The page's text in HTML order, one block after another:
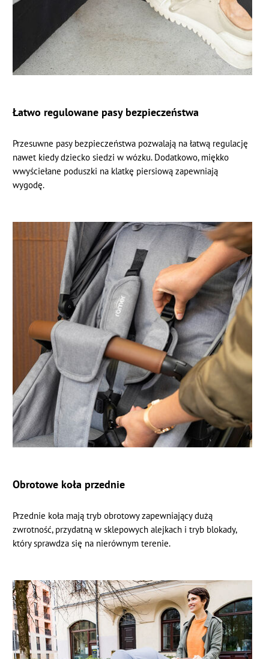
Łatwo regulowane pasy bezpieczeństwa
Przesuwne pasy bezpieczeństwa pozwalają na łatwą regulację
nawet kiedy dziecko siedzi w wózku. Dodatkowo, miękko
wwyściełane poduszki na klatkę piersiową zapewniają
wygodę.
Obrotowe koła przednie
Przednie koła mają tryb obrotowy zapewniający dużą
zwrotność, przydatną w sklepowych alejkach i tryb blokady,
który sprawdza się na nierównym terenie.